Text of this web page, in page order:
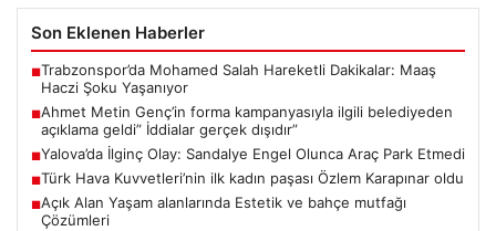
Son Eklenen Haberler
■Trabzonspor’da Mohamed Salah Hareketli Dakikalar: Maaş
Haczi Şoku Yaşanıyor
■Ahmet Metin Genç’in forma kampanyasıyla ilgili belediyeden
açıklama geldi” İddialar gerçek dışıdır”
■Yalova’da İlginç Olay: Sandalye Engel Olunca Araç Park Etmedi
■Türk Hava Kuvvetleri’nin ilk kadın paşası Özlem Karapınar oldu
■Açık Alan Yaşam alanlarında Estetik ve bahçe mutfağı
Çözümleri